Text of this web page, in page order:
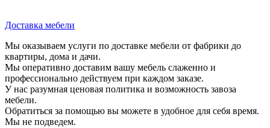
Доставка мебели
Мы оказываем услуги по доставке мебели от фабрики до
квартиры, дома и дачи.
Мы оперативно доставим вашу мебель слаженно и
профессионально действуем при каждом заказе.
У нас разумная ценовая политика и возможность завоза
мебели.
Обратиться за помощью вы можете в удобное для себя время.
Мы не подведем.